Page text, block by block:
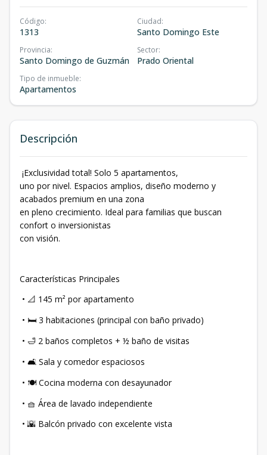
Código:
1313
Ciudad:
Santo Domingo Este
Provincia:
Santo Domingo de Guzmán
Sector:
Prado Oriental
Tipo de inmueble:
Apartamentos
Descripción
¡Exclusividad total! Solo 5 apartamentos,
uno por nivel. Espacios amplios, diseño moderno y
acabados premium en una zona
en pleno crecimiento. Ideal para familias que buscan
confort o inversionistas
con visión.
Características Principales
• 📐 145 m² por apartamento
• 🛏 3 habitaciones (principal con baño privado)
• 🛁 2 baños completos + ½ baño de visitas
• 🛋 Sala y comedor espaciosos
• 🍽 Cocina moderna con desayunador
• 🧺 Área de lavado independiente
• 🌇 Balcón privado con excelente vista